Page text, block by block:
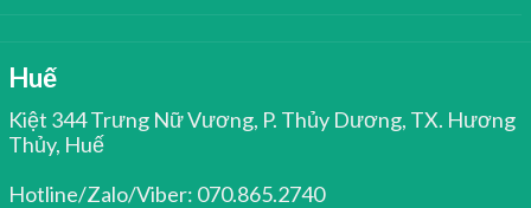
Huế
Kiệt 344 Trưng Nữ Vương, P. Thủy Dương, TX. Hương
Thủy, Huế
Hotline/Zalo/Viber: 070.865.2740